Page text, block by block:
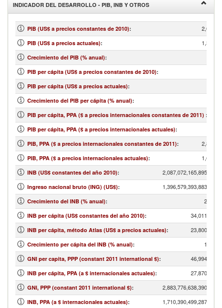
INDICADOR DEL DESARROLLO - PIB, INB Y OTROS
PIB (US$ a precios constantes de 2010):
PIB (US$ a precios actuales):
Crecimiento del PIB (% anual):
PIB per cápita (US$ a precios constantes de 2010):
PIB per cápita (US$ a precios actuales):
Crecimiento del PIB per cápita (% anual):
PIB per cápita, PPA ($ a precios internacionales constantes de 2011) :
PIB per cápita, PPA ($ a precios internacionales actuales):
PIB, PPA ($ a precios internacionales constantes de 2011):
PIB, PPA ($ a precios internacionales actuales):
INB (US$ constantes del año 2010): 2,087,072,165,895.17
Ingreso nacional bruto (ING) (US$): 1,396,579,393,883.03
Crecimiento del INB (% anual): 2.21
INB per cápita (US$ constantes del año 2010): 34,011.14
INB per cápita, método Atlas (US$ a precios actuales): 23,800.00
Crecimiento per cápita del INB (% anual): 1.44
GNI per capita, PPP (constant 2011 international $): 46,994.31
INB per cápita, PPA (a $ internacionales actuales): 27,870.00
GNI, PPP (constant 2011 international $): 2,883,776,638,390.20
INB, PPA (a $ internacionales actuales): 1,710,390,499,287.58